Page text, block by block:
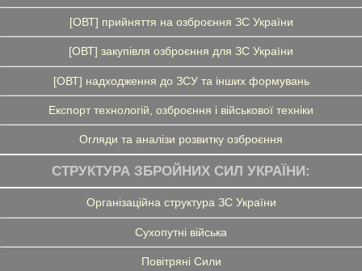
[ОВТ] прийняття на озброєння ЗС України
[ОВТ] закупівля озброєння для ЗС України
[ОВТ] надходження до ЗСУ та інших формувань
Експорт технологій, озброєння і військової техніки
Огляди та аналізи розвитку озброєння
СТРУКТУРА ЗБРОЙНИХ СИЛ УКРАЇНИ:
Організаційна структура ЗС України
Сухопутні війська
Повітряні Сили